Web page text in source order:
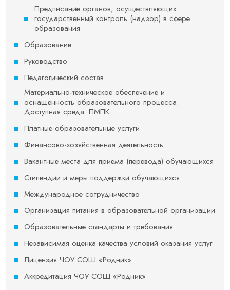
Предписание органов, осуществляющих
государственный контроль (надзор) в сфере
образования
Образование
Руководство
Педагогический состав
Материально-техническое обеспечение и
оснащенность образовательного процесса.
Доступная среда. ПМПК.
Платные образовательные услуги
Финансово-хозяйственная деятельность
Вакантные места для приема (перевода) обучающихся
Стипендии и меры поддержки обучающихся
Международное сотрудничество
Организация питания в образовательной организации
Образовательные стандарты и требования
Независимая оценка качества условий оказания услуг
Лицензия ЧОУ СОШ «Родник»
Аккредитация ЧОУ СОШ «Родник»